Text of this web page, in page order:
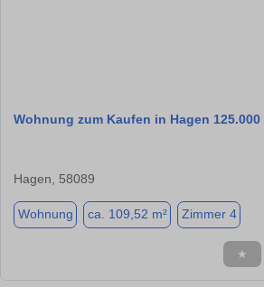
Wohnung zum Kaufen in Hagen 125.000
Hagen, 58089
Wohnung ca. 109,52 m² Zimmer 4
★